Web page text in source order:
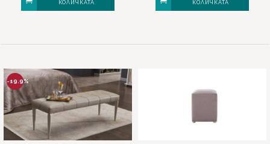
КОЛИЧКАТА КОЛИЧКАТА
-19.9%